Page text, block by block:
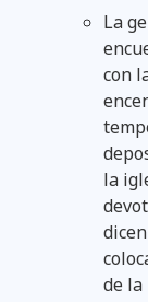
La
con
la
de la